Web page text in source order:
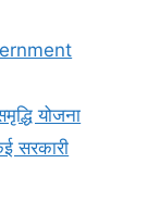
योजना
सरकारी